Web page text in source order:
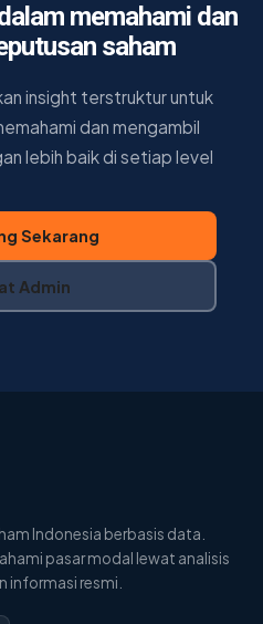
memahami dan
saham
insight terstruktur untuk
dan mengambil
lebih baik di setiap level
Sekarang
Admin
Indonesia berbasis data.
pasar modal lewat analisis
informasi resmi.